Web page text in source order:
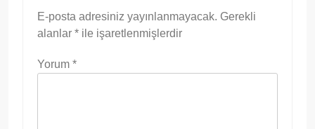
E-posta adresiniz yayınlanmayacak. Gerekli
alanlar * ile işaretlenmişlerdir
Yorum *